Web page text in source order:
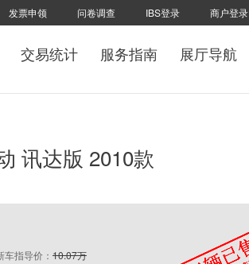
发票申领 问卷调查 IBS登录 商户登录
交易统计 服务指南 展厅导航
讯达版 2010款
车指导价： 10.07万